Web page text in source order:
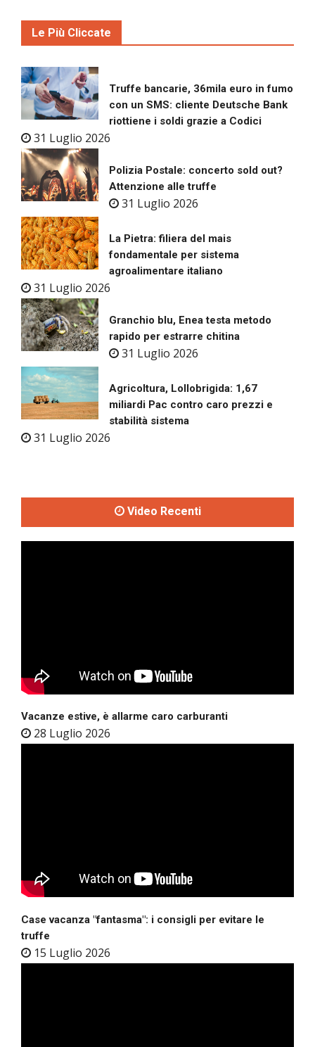
Le Più Cliccate
Truffe bancarie, 36mila euro in fumo
con un SMS: cliente Deutsche Bank
riottiene i soldi grazie a Codici
31 Luglio 2026
Polizia Postale: concerto sold out?
Attenzione alle truffe
31 Luglio 2026
La Pietra: filiera del mais
fondamentale per sistema
agroalimentare italiano
31 Luglio 2026
Granchio blu, Enea testa metodo
rapido per estrarre chitina
31 Luglio 2026
Agricoltura, Lollobrigida: 1,67
miliardi Pac contro caro prezzi e
stabilità sistema
31 Luglio 2026
Video Recenti
Vacanze estive, è allarme caro carburanti
28 Luglio 2026
Case vacanza "fantasma": i consigli per evitare le
truffe
15 Luglio 2026